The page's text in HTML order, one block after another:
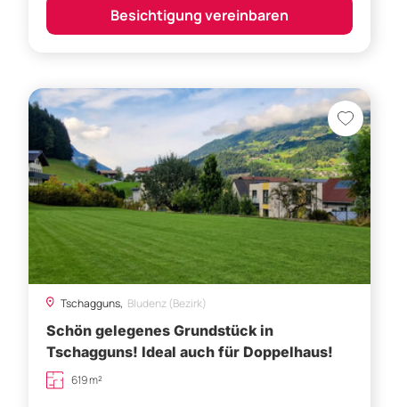
Besichtigung vereinbaren
Tschagguns, Bludenz (Bezirk)
Schön gelegenes Grundstück in
Tschagguns! Ideal auch für Doppelhaus!
619 m²